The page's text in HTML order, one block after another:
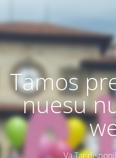
Tamos
nuesu
Va Tar